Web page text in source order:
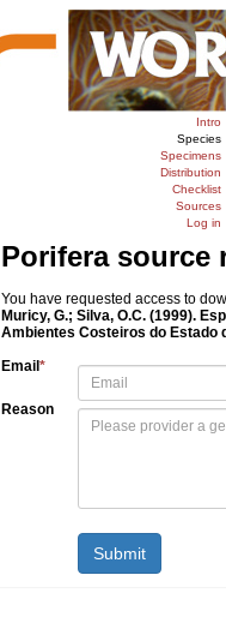
Intro
Species
Specimens
Distribution
Checklist
Sources
Log in
Porifera source
You have requested access to
Muricy, G.; Silva, O.C. (1999).
Ambientes Costeiros do Estado
Email *
Reason